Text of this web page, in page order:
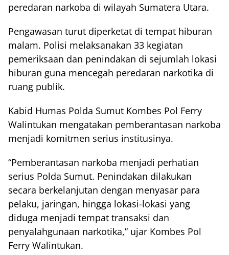
peredaran narkoba di wilayah Sumatera Utara.
Pengawasan turut diperketat di tempat hiburan
malam. Polisi melaksanakan 33 kegiatan
pemeriksaan dan penindakan di sejumlah lokasi
hiburan guna mencegah peredaran narkotika di
ruang publik.
Kabid Humas Polda Sumut Kombes Pol Ferry
Walintukan mengatakan pemberantasan narkoba
menjadi komitmen serius institusinya.
“Pemberantasan narkoba menjadi perhatian
serius Polda Sumut. Penindakan dilakukan
secara berkelanjutan dengan menyasar para
pelaku, jaringan, hingga lokasi-lokasi yang
diduga menjadi tempat transaksi dan
penyalahgunaan narkotika,” ujar Kombes Pol
Ferry Walintukan.